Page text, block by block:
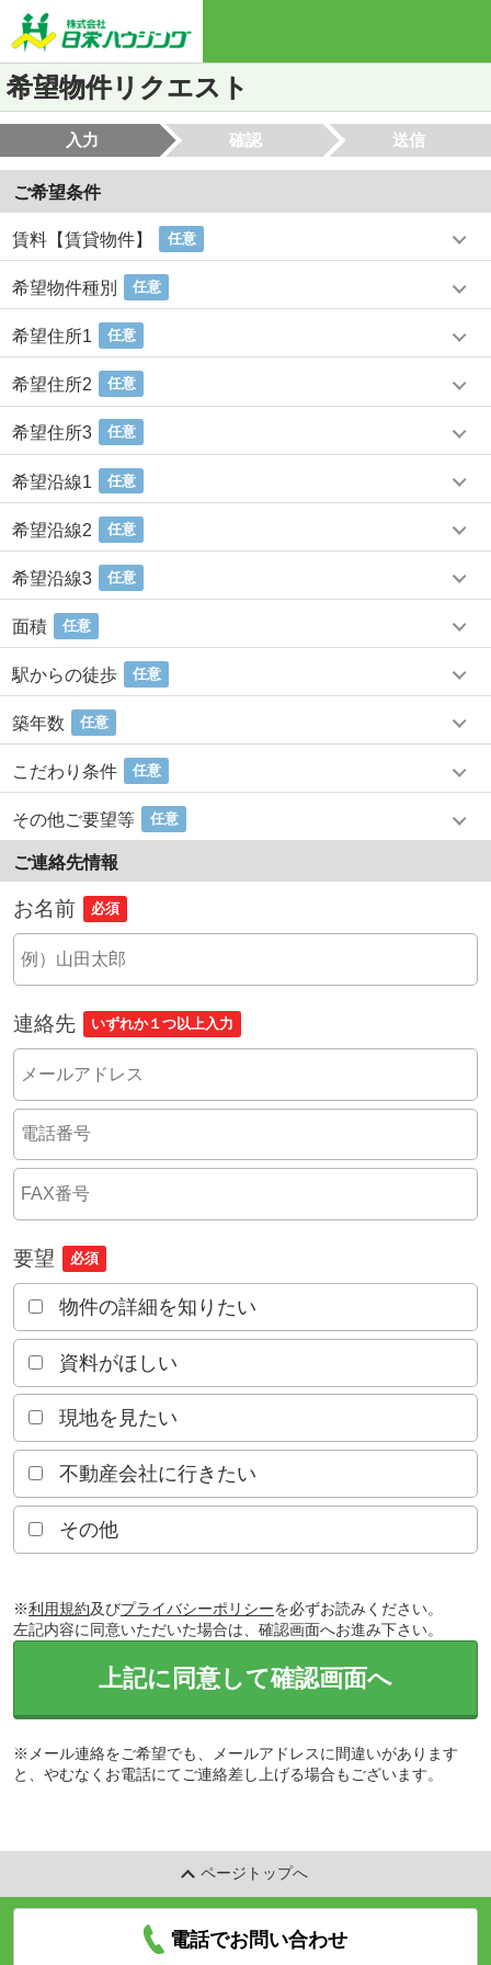
希望物件リクエスト
入力 確認 送信
ご希望条件
賃料【賃貸物件】 任意
希望物件種別 任意
希望住所1 任意
希望住所2 任意
希望住所3 任意
希望沿線1 任意
希望沿線2 任意
希望沿線3 任意
面積 任意
駅からの徒歩 任意
築年数 任意
こだわり条件 任意
その他ご要望等 任意
ご連絡先情報
お名前 必須
連絡先 いずれか１つ以上入力
要望 必須
物件の詳細を知りたい
資料がほしい
現地を見たい
不動産会社に行きたい
その他
※利用規約及びプライバシーポリシーを必ずお読みください。
左記内容に同意いただいた場合は、確認画面へお進み下さい。
上記に同意して確認画面へ
※メール連絡をご希望でも、メールアドレスに間違いがあります
と、やむなくお電話にてご連絡差し上げる場合もございます。
ページトップへ
電話でお問い合わせ